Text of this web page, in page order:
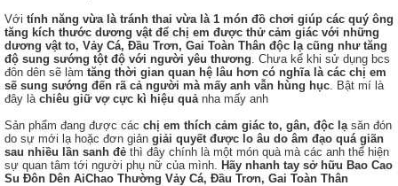
Với tính năng vừa là tránh thai vừa là 1 món đồ chơi giúp các quý ông
tăng kích thước dương vật để chị em được thử cảm giác với những
dương vật to, Vảy Cá, Đầu Trơn, Gai Toàn Thân độc lạ cũng như tăng
độ sung sướng tột độ với người yêu thương. Chưa kể khi sử dụng bcs
đôn dên sẽ làm tăng thời gian quan hệ lâu hơn có nghĩa là các chị em
sẽ sung sướng đến rã cả người mà mấy anh vẫn hùng hục. Bật mí là
đây là chiêu giữ vợ cực kì hiệu quảnha mấy anh
Sản phẩm đang được các chị em thích cảm giác to, gân, độc lạsăn đón
do sự mới lạ hoặc đơn giản giải quyết được lo âu do âm đạo quá giãn
sau nhiều lần sanh đẻ thì đây chính là một món quà mà các anh thể hiện
sự quan tâm tới người phụ nữ của mình. Hãy nhanh tay sở hữu Bao Cao
Su Đôn Dên AiChao Thường Vảy Cá, Đầu Trơn, Gai Toàn Thân